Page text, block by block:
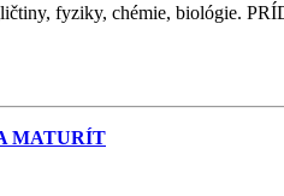
fyziky, chémie, biológie.
MATURÍT